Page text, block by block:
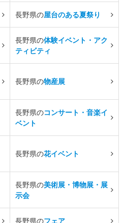
長野県の屋台のある夏祭り
長野県の体験イベント・アク
ティビティ
長野県の物産展
長野県のコンサート・音楽イ
ベント
長野県の花イベント
長野県の美術展・博物展・展
示会
長野県のフェア